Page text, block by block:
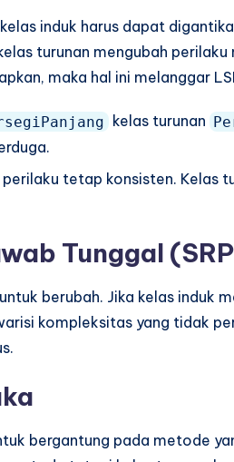
induk harus dapat
turunan mengubah
maka hal ini melanggar
kelas turunan
tetap konsisten. Kelas
Tunggal
berubah. Jika kelas induk
kompleksitas yang tidak
bergantung pada metode